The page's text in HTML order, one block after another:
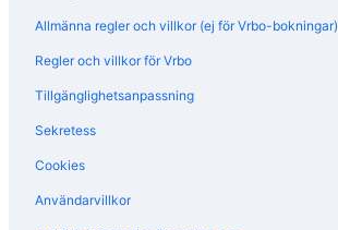
Allmänna regler och villkor (ej för Vrbo-bokningar)
Regler och villkor för Vrbo
Tillgänglighetsanpassning
Sekretess
Cookies
Användarvillkor